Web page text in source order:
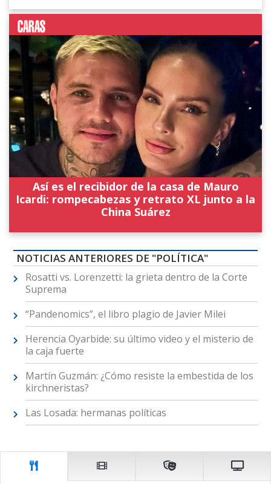
Así es el recibidor de la casa de Mauro
Icardi: rompecabezas y retrato XL junto a la
China Suárez
NOTICIAS ANTERIORES DE "POLÍTICA"
Rosatti vs. Lorenzetti: la grieta dentro de la Corte
Suprema
“Pandenomics”, el libro plagio de Javier Milei
Herencia Oyarbide: su último video y el misterio de
la caja fuerte
Martín Guzmán: ¿Cómo resiste la embestida de los
kirchneristas?
Las Losada: hermanas políticas